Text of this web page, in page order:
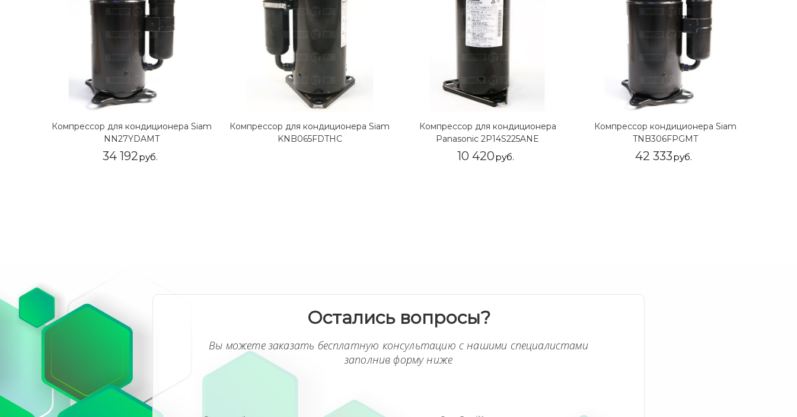
Компрессор для кондиционера Siam
NN27YDAMT
34 192руб.
Компрессор для кондиционера Siam
KNB065FDTHC
Компрессор для кондиционера
Panasonic 2P14S225ANE
10 420руб.
Компрессор кондиционера Siam
TNB306FPGMT
42 333руб.
Остались вопросы?
Вы можете заказать бесплатную консультацию с нашими специалистами
заполнив форму ниже